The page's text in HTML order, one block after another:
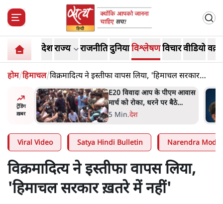
देशराज्य राजनीतिदुनियाविश्लेषणविचारवीडियो
होम/हिमाचल/विक्रमादित्य ने इस्तीफा वापस लिया, 'हिमाचल सरकार
ख़तरे में नहीं'
ट्रेंडिंग
ख़बर
साज़िश'-
E20 विवादः आप के पीएम आवास
मार्च को रोका, धरने पर बैठे
केजरीवाल-सिसोदिया
5 Min.देश
Viral Video Satya Hindi Bulletin Narendra Modi
विक्रमादित्य ने इस्तीफा वापस लिया,
'हिमाचल सरकार ख़तरे में नहीं'